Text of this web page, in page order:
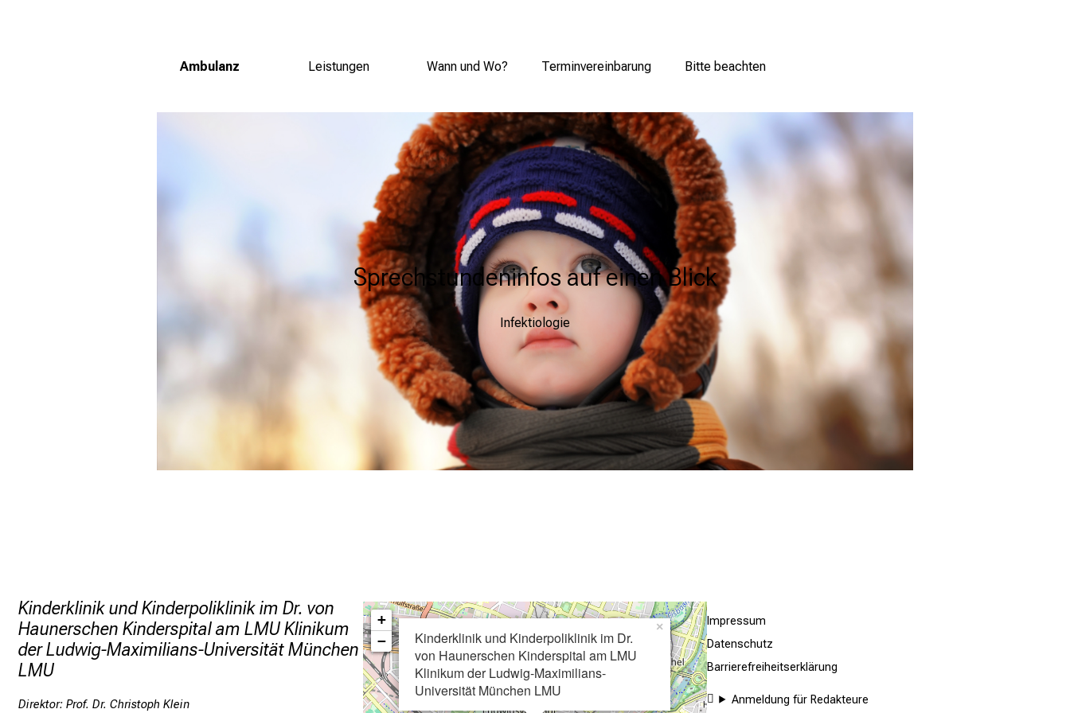
Ambulanz Leistungen Wann und Wo? Terminvereinbarung Bitte beachten
Sprechstundeninfos auf einen Blick
Infektiologie
Kinderklinik und Kinderpoliklinik im Dr. von
Haunerschen Kinderspital am LMU Klinikum
der Ludwig-Maximilians-Universität München
LMU
Direktor: Prof. Dr. Christoph Klein
Kinderklinik und Kinderpoliklinik im Dr.
von Haunerschen Kinderspital am LMU
Klinikum der Ludwig-Maximilians-
Universität München LMU
×
+
−
Impressum
Datenschutz
Barrierefreiheitserklärung
Anmeldung für Redakteure